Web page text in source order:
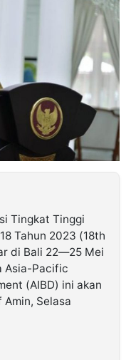
Tingkat Tinggi
Tahun 2023 (18th
di Bali 22—25 Mei
Asia-Pacific
(AIBD) ini akan
Amin, Selasa